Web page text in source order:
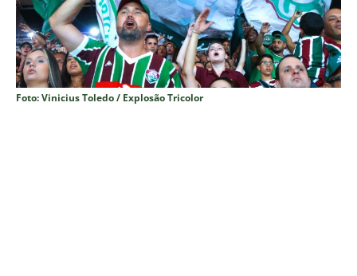
Foto: Vinicius Toledo / Explosão Tricolor